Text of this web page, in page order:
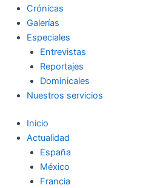
Crónicas
Galerías
Especiales
Entrevistas
Reportajes
Dominicales
Nuestros servicios
Inicio
Actualidad
España
México
Francia